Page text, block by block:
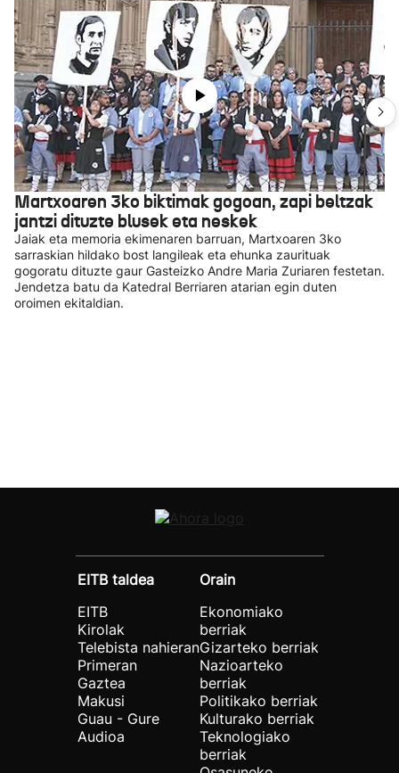
Martxoaren 3ko biktimak gogoan, zapi beltzak
jantzi dituzte blusek eta neskek
Jaiak eta memoria ekimenaren barruan, Martxoaren 3ko
sarraskian hildako bost langileak eta ehunka zaurituak
gogoratu dituzte gaur Gasteizko Andre Maria Zuriaren festetan.
Jendetza batu da Katedral Berriaren atarian egin duten
oroimen ekitaldian.
EITB taldea
EITB
Kirolak
Telebista nahieran
Primeran
Gaztea
Makusi
Guau - Gure
Audioa
Orain
Ekonomiako
berriak
Gizarteko berriak
Nazioarteko
berriak
Politikako berriak
Kulturako berriak
Teknologiako
berriak